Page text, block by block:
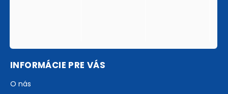
INFORMÁCIE PRE VÁS
O nás